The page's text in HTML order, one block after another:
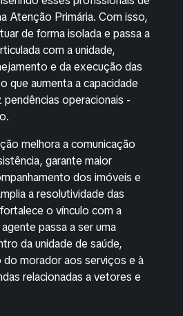
Atenção Primária. Com isso,
de forma isolada e passa a
com a unidade,
e da execução das
que aumenta a capacidade
operacionais -
melhora a comunicação
garante maior
dos imóveis e
a resolutividade das
o vínculo com a
passa a ser uma
da unidade de saúde,
morador aos serviços e à
relacionadas a vetores e